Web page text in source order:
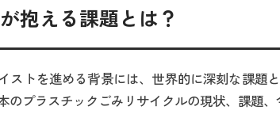
抱える課題とは？
ストを進める背景には、世界的に深刻な課題
のプラスチックごみリサイクルの現状、課題、